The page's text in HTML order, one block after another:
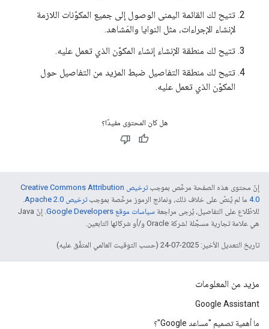
تتيح لك القائمة اليمنى الوصول إلى جميع المكوّنات اللازمة
لإنشاء الإجراءات، مثل النوايا والمَشاهد.
تتيح لك منطقة الإنشاء إنشاء المكوّن الذي تعمل عليه.
تتيح لك منطقة التفاصيل ضبط المزيد من التفاصيل حول
المكوّن الذي تعمل عليه.
هل كان المحتوى مفيدًا؟
إنّ محتوى هذه الصفحة مرخّص بموجب
ترخيص Creative Commons Attribution
4.0‏ ما لم يُنصّ على خلاف ذلك، ونماذج الرموز مرخّصة بموجبترخيص Apache 2.0‏
.
للاطّلاع على التفاصيل، يُرجى مراجعة سياسات موقع Google Developers‏
. إنّ Java
هي علامة تجارية مسجَّلة لشركة Oracle و/أو شركائها التابعين.
تاريخ التعديل الأخير: 2025-07-24 (حسب التوقيت العالمي المتفَّق عليه)
مزيد من المعلومات
Google Assistant
ما أهمية تصميم "مساعد Google"؟